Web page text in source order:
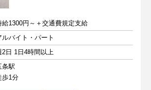
給1300円～＋交通費規定支給
ルバイト・パート
2日 1日4時間以上
条駅
歩1分